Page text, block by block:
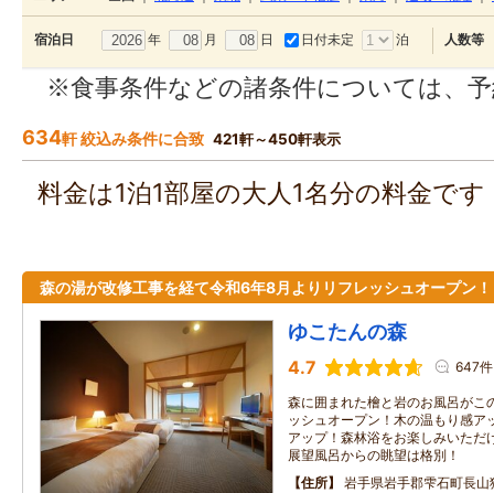
宿泊日 年 月 日 日付未定 泊 人数等
※食事条件などの諸条件については、
634軒 絞込み条件に合致 421軒～450軒表示
料金は1泊1部屋の大人1名分の料金で
森の湯が改修工事を経て令和6年8月よりリフレッシュオープン！
ゆこたんの森
4.7 647件
森に囲まれた檜と岩のお風呂がこ
ッシュオープン！木の温もり感ア
アップ！森林浴をお楽しみいただ
展望風呂からの眺望は格別！
住所
岩手県岩手郡雫石町長山